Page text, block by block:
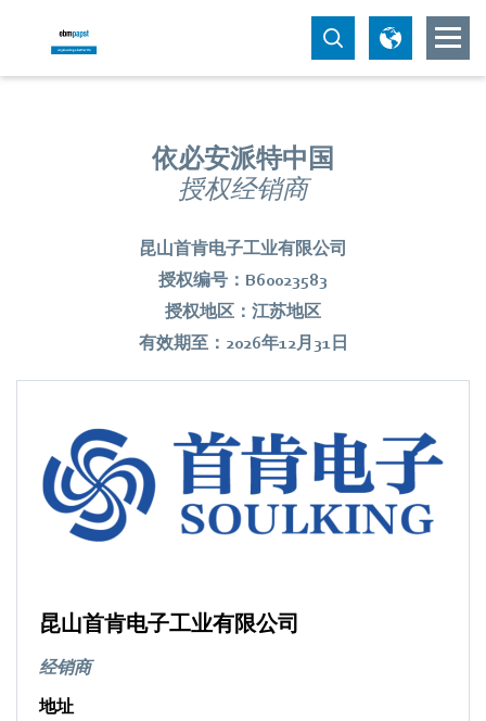
依必安派特中国
授权经销商
昆山首肯电子工业有限公司
授权编号：B60023583
授权地区：江苏地区
有效期至：2026年12月31日
昆山首肯电子工业有限公司
经销商
地址